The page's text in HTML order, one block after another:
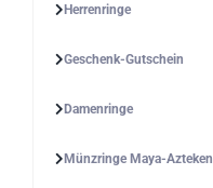
Herrenringe
Geschenk-Gutschein
Damenringe
Münzringe Maya-Azteken